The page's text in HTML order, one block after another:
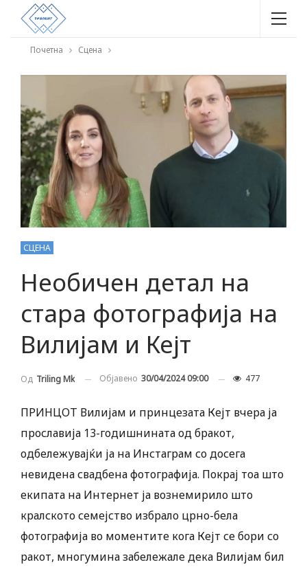
Почетна Сцена
СЦЕНА
Необичен детал на
стара фотографија на
Вилијам и Кејт
Од Triling Mk Објавено 30/04/2024 09:00 477
ПРИНЦОТ Вилијам и принцезата Кејт вчера ја
прославија 13-годишнината од бракот,
одбележувајќи ја на Инстаграм со досега
невидена свадбена фотографија. Покрај тоа што
екипата на Интернет ја вознемирило што
кралското семејство избрало црно-бела
фотографија во моментите кога Кејт се бори со
ракот, многумина забележале дека Вилијам бил